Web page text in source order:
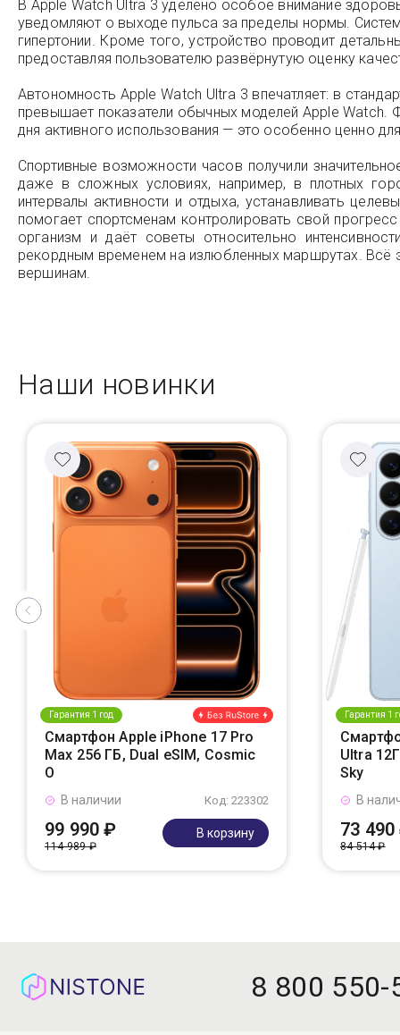
В Apple Watch Ultra 3 уделено особое внимание
уведомляют о выходе пульса за пределы нормы.
гипертонии. Кроме того, устройство проводит
предоставляя пользователю развёрнутую оценку
Автономность Apple Watch Ultra 3 впечатляет: в
превышает показатели обычных моделей Apple Watch.
дня активного использования — это особенно ценно
Спортивные возможности часов получили
даже в сложных условиях, например, в плотных
интервалы активности и отдыха, устанавливать
помогает спортсменам контролировать свой
организм и даёт советы относительно
рекордным временем на излюбленных маршрутах. Всё
вершинам.
Наши новинки
Гарантия 1 год
Смартфон Apple iPhone 17 Pro
Max 256 ГБ, Dual eSIM, Cosmic
O
Код: 223302
В наличии
99 990 ₽
114 989 ₽
В корзину
Гарантия 1
Ultra
Sky
В
73
84 514 ₽
8 800 550-